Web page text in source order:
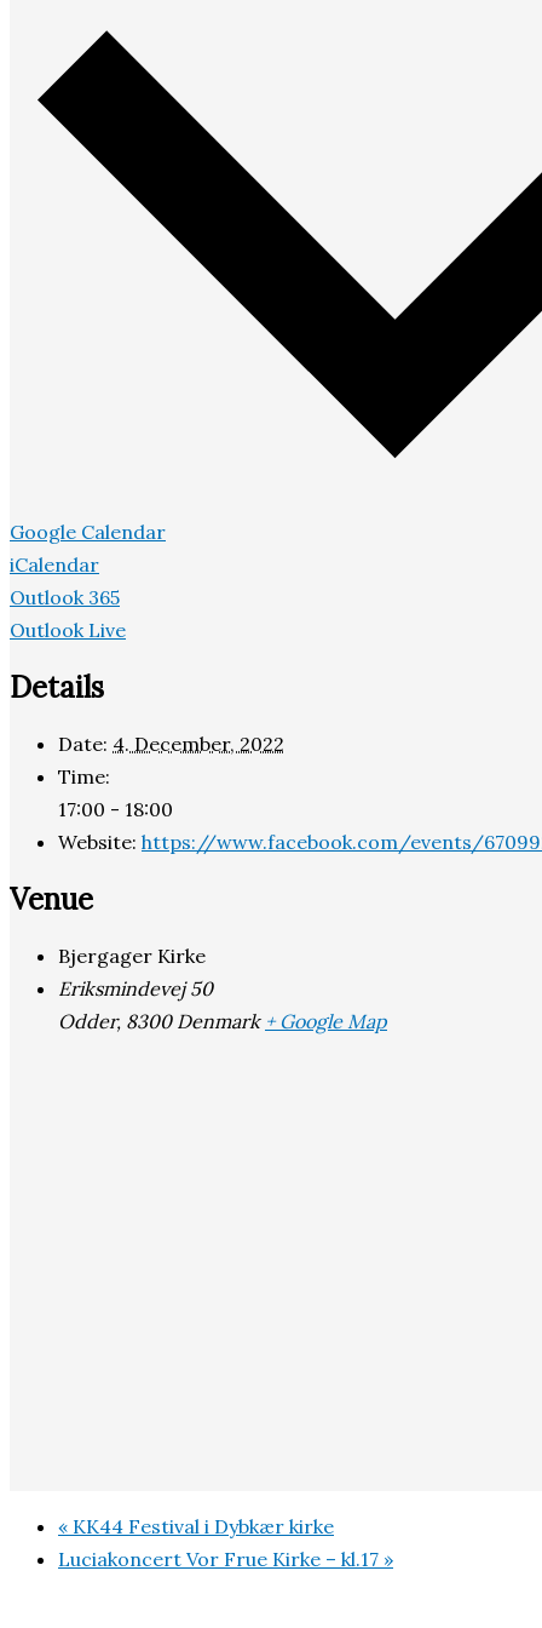
Google Calendar
iCalendar
Outlook 365
Outlook Live
Details
Date: 4. December, 2022
Time:
17:00 - 18:00
Website: https://www.facebook.com/events/
Venue
Bjergager Kirke
Eriksmindevej 50
Odder, 8300 Denmark + Google Map
« KK44 Festival i Dybkær kirke
Luciakoncert Vor Frue Kirke – kl.17 »